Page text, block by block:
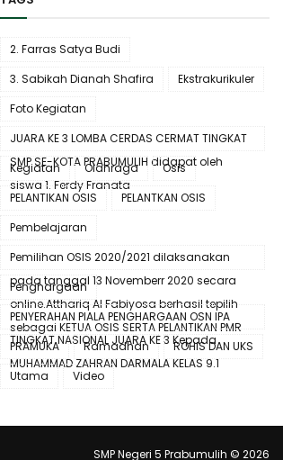
2. Farras Satya Budi
3. Sabikah Dianah Shafira
Ekstrakurikuler
Foto Kegiatan
JUARA KE 3 LOMBA CERDAS CERMAT TINGKAT
SMP SE-KOTA PRABUMULIH didapat oleh
siswa 1. Ferdy Franata
Kegiatan Olahraga
Osis
PELANTIKAN OSIS
PELANTKAN OSIS
Pembelajaran
Pemilihan OSIS 2020/2021 dilaksanakan
pada tanggal 13 Novemberr 2020 secara
online.Atthariq Al Fabiyosa berhasil tepilih
sebagai KETUA OSIS SERTA PELANTIKAN PMR
Penghargaan
PENYERAHAN PIALA PENGHARGAAN OSN IPA
TINGKAT NASIONAL JUARA KE 3 Kepada
MUHAMMAD ZAHRAN DARMALA KELAS 9.1
PRAMUKA Ramadhan
ROHIS DAN UKS
Utama
Video
SMP Negeri 5 Prabumulih © 2026